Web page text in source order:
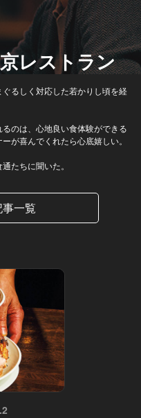
レストラン
るしく対応した若かりし頃を経
のは、心地良い食体験ができる
が喜んでくれたら心底嬉しい。
たちに聞いた。
一覧